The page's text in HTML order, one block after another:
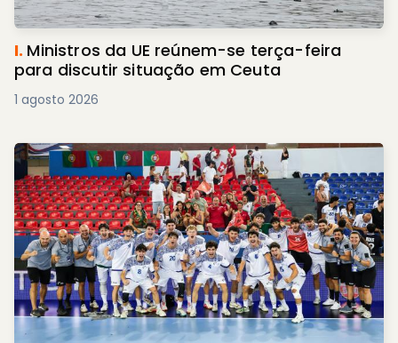
I. Ministros da UE reúnem-se terça-feira
para discutir situação em Ceuta
1 agosto 2026